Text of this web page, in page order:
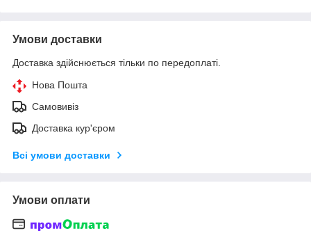
Умови доставки
Доставка здійснюється тільки по передоплаті.
Нова Пошта
Самовивіз
Доставка кур'єром
Всі умови доставки
Умови оплати